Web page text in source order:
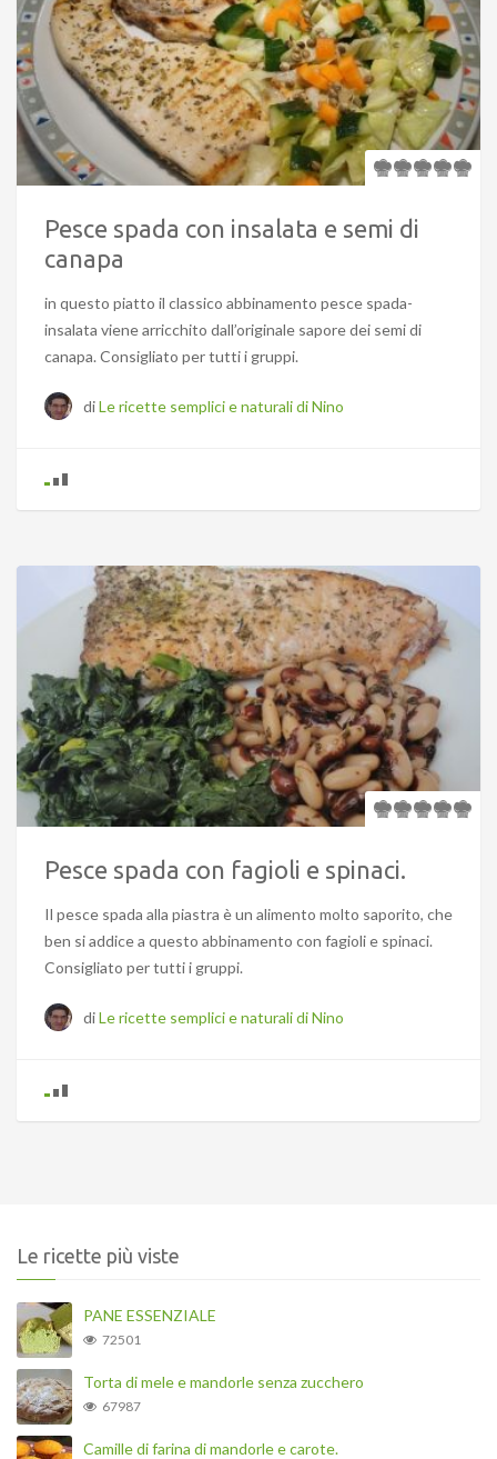
Pesce spada con insalata e semi di
canapa
in questo piatto il classico abbinamento pesce spada-
insalata viene arricchito dall’originale sapore dei semi di
canapa. Consigliato per tutti i gruppi.
diLe ricette semplici e naturali di Nino
Pesce spada con fagioli e spinaci.
Il pesce spada alla piastra è un alimento molto saporito, che
ben si addice a questo abbinamento con fagioli e spinaci.
Consigliato per tutti i gruppi.
diLe ricette semplici e naturali di Nino
Le ricette più viste
PANE ESSENZIALE
72501
Torta di mele e mandorle senza zucchero
67987
Camille di farina di mandorle e carote.